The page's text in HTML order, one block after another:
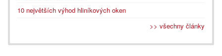
10 největších výhod hliníkových oken
>> všechny články